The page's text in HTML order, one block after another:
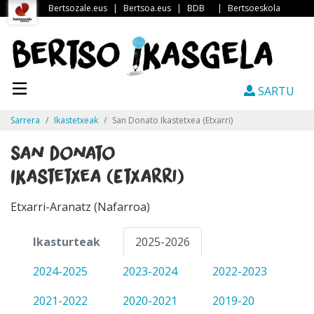
Bertsozale.eus | Bertsoa.eus | BDB | Bertsoeskola
SARTU
Sarrera Ikastetxeak San Donato Ikastetxea (Etxarri)
San Donato
Ikastetxea (Etxarri)
Etxarri-Aranatz (Nafarroa)
Ikasturteak
2025-2026
2024-2025
2023-2024
2022-2023
2021-2022
2020-2021
2019-20